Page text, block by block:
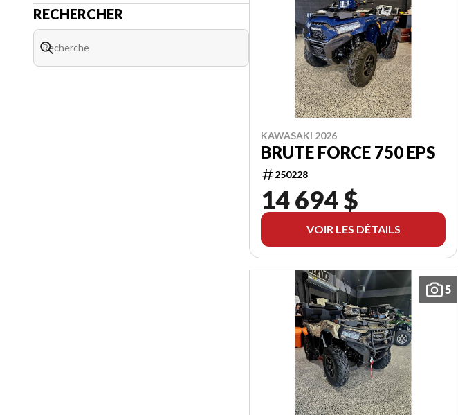
RECHERCHER
KAWASAKI 2026
BRUTE FORCE 750 EPS
250228
14 694 $
VOIR LES DÉTAILS
5